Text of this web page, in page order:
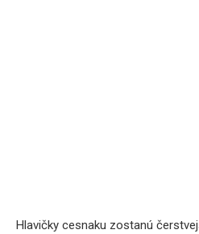
Hlavičky cesnaku zostanú